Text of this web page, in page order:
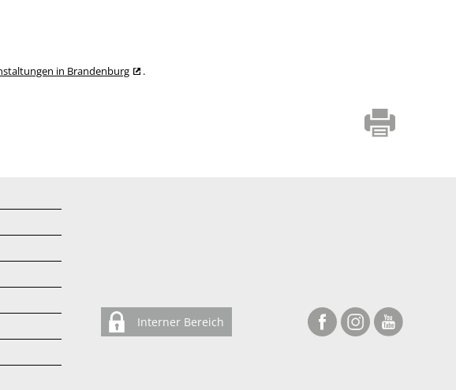
in Brandenburg .
Interner Bereich